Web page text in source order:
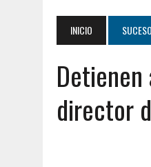
EDIFICIO PETUNIA
3 AGOSTO, 2026
2 AGOSTO, 2026 |
2 AGOSTO, 2026
|
INICIO
director